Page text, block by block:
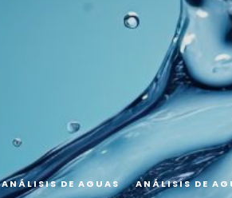
ANÁLISIS DE AGUAS ANÁLISIS DE